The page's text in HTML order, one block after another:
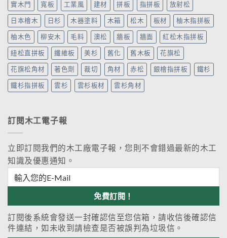
實木門 寬板 工業風 建材 拼板 指拼板 放射松
日本檜木 日杉 木器塗料 木箱 松木 板材 柚木指拼板
柚木色 柳安木 毛料 澳松 牆板 牆面 紅松木指拼板
紐松直拼板 纖維板 美杉 舊化 舊木板 花旗松
花旗松角材 著色劑 裁切 角材 赤松 銀檜指拼板 鐵杉
鐵杉指拼板 雲杉 雲杉板材 雲杉角材
訂閱木工電子報
立即訂閱我們的木工廠電子報，您則不會錯過最新的木工
知識及優惠通知。
訂閱後系統會發送一封確認信至您信箱，請收信後確認信
件連結，如未收到請檢查是否被誤判為垃圾信。